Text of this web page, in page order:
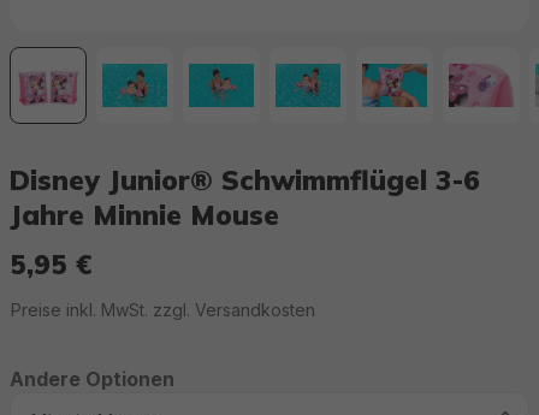
Disney Junior® Schwimmflügel 3-6
Jahre Minnie Mouse
5,95 €
Preise inkl. MwSt. zzgl. Versandkosten
Andere Optionen